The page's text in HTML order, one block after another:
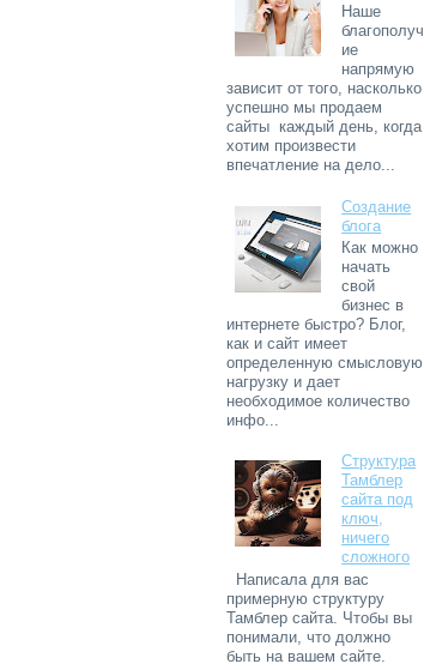
Наше
благополуч
ие
напрямую
зависит от того, насколько
успешно мы продаем
сайты каждый день, когда
хотим произвести
впечатление на дело...
Создание
блога
Как можно
начать
свой
бизнес в
интернете быстро? Блог,
как и сайт имеет
определенную смысловую
нагрузку и дает
необходимое количество
инфо...
Структура
Тамблер
сайта под
ключ,
ничего
сложного
Написала для вас
примерную структуру
Тамблер сайта. Чтобы вы
понимали, что должно
быть на вашем сайте.